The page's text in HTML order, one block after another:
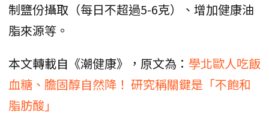
制鹽份攝取（每日不超過5-6克）、增加健康油
脂來源等。
本文轉載自《潮健康》，原文為： 學北歐人吃飯
血糖、膽固醇自然降！ 研究稱關鍵是「不飽和
脂肪酸」